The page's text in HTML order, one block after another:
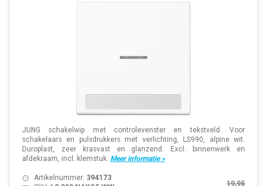
JUNG schakelwip met controlevenster en tekstveld. Voor
schakelaars en pulsdrukkers met verlichting, LS990, alpine wit.
Duroplast, zeer krasvast en glanzend. Excl. binnenwerk en
afdekraam, incl. klemstuk. Meer informatie »
19,95
Artikelnummer: 394173